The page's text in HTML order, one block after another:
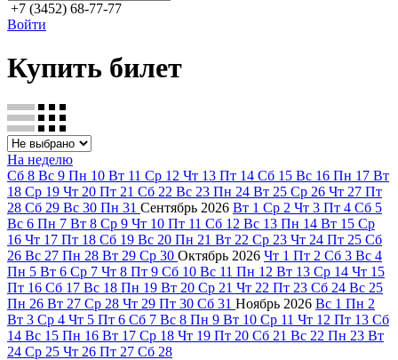
+7 (3452) 68-77-77
Войти
Купить билет
На неделю
Сб 8 Вс 9 Пн 10 Вт 11 Ср 12 Чт 13 Пт 14 Сб 15 Вс 16 Пн 17 Вт
18 Ср 19 Чт 20 Пт 21 Сб 22 Вс 23 Пн 24 Вт 25 Ср 26 Чт 27 Пт
28 Сб 29 Вс 30 Пн 31 Сентябрь 2026 Вт 1 Ср 2 Чт 3 Пт 4 Сб 5
Вс 6 Пн 7 Вт 8 Ср 9 Чт 10 Пт 11 Сб 12 Вс 13 Пн 14 Вт 15 Ср
16 Чт 17 Пт 18 Сб 19 Вс 20 Пн 21 Вт 22 Ср 23 Чт 24 Пт 25 Сб
26 Вс 27 Пн 28 Вт 29 Ср 30 Октябрь 2026 Чт 1 Пт 2 Сб 3 Вс 4
Пн 5 Вт 6 Ср 7 Чт 8 Пт 9 Сб 10 Вс 11 Пн 12 Вт 13 Ср 14 Чт 15
Пт 16 Сб 17 Вс 18 Пн 19 Вт 20 Ср 21 Чт 22 Пт 23 Сб 24 Вс 25
Пн 26 Вт 27 Ср 28 Чт 29 Пт 30 Сб 31 Ноябрь 2026 Вс 1 Пн 2
Вт 3 Ср 4 Чт 5 Пт 6 Сб 7 Вс 8 Пн 9 Вт 10 Ср 11 Чт 12 Пт 13 Сб
14 Вс 15 Пн 16 Вт 17 Ср 18 Чт 19 Пт 20 Сб 21 Вс 22 Пн 23 Вт
24 Ср 25 Чт 26 Пт 27 Сб 28